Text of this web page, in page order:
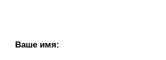
Ваше имя: